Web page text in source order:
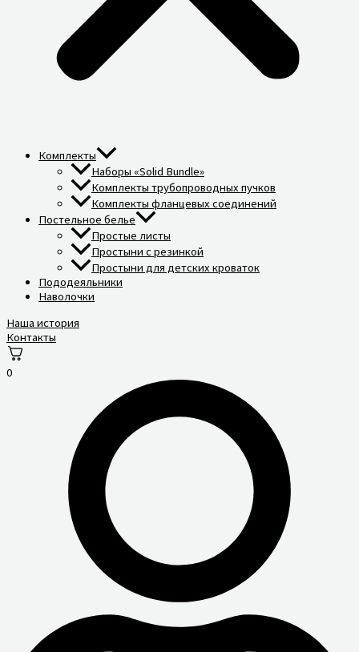
Комплекты
Наборы «Solid Bundle»
Комплекты трубопроводных пучков
Комплекты фланцевых соединений
Постельное белье
Простые листы
Простыни с резинкой
Простыни для детских кроваток
Пододеяльники
Наволочки
Наша история
Контакты
0